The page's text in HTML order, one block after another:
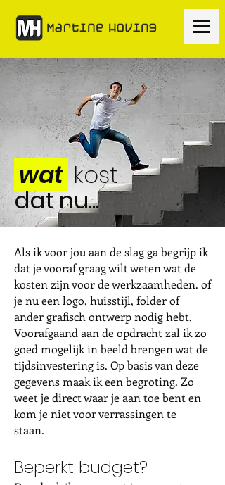
Als ik voor jou aan de slag ga begrijp ik
dat je vooraf graag wilt weten wat de
kosten zijn voor de werkzaamheden. of
je nu een logo, huisstijl, folder of
ander grafisch ontwerp nodig hebt,
Voorafgaand aan de opdracht zal ik zo
goed mogelijk in beeld brengen wat de
tijdsinvestering is. Op basis van deze
gegevens maak ik een begroting. Zo
weet je direct waar je aan toe bent en
kom je niet voor verrassingen te
staan.
Beperkt budget?
wat kost
dat nu...